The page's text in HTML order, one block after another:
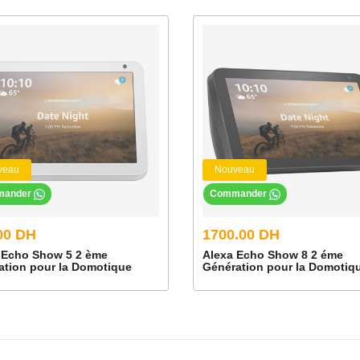
| Enhanced Edition incluse permet de contrôler Fire TV Stick 4K
pour le contenu numérique acheté sur Amazon
7.1, stéréo 2 canaux et son HDMI pass-through jusqu'à 5.1. Dolby
est connecté à un équipement compatible.
séries en 4K Ultra HD, une TV Ultra HD compatible est requise.
EN SAVOIR PLUS SUR LES SERVICES
AAC+, eAAC+, AAC-ELD, MP3, AMR-NB, FLAC, PCM/WAV,
DH
Show 5 2 ème
pour la Domotique
Nouveau
1700.00 DH
Alexa Echo Show 8 2 éme
Génération pour la
Commander